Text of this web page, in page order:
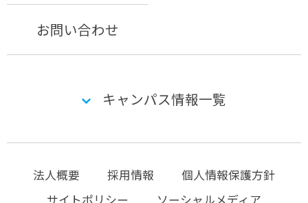
お問い合わせ
キャンパス情報一覧
法人概要 採用情報
個人情報保護方針